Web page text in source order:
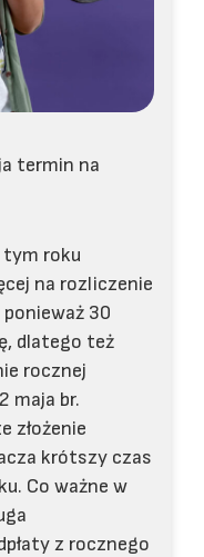
termin na
tym roku
na rozliczenie
30
dlatego też
rocznej
maja br.
złożenie
krótszy czas
Co ważne w
z rocznego